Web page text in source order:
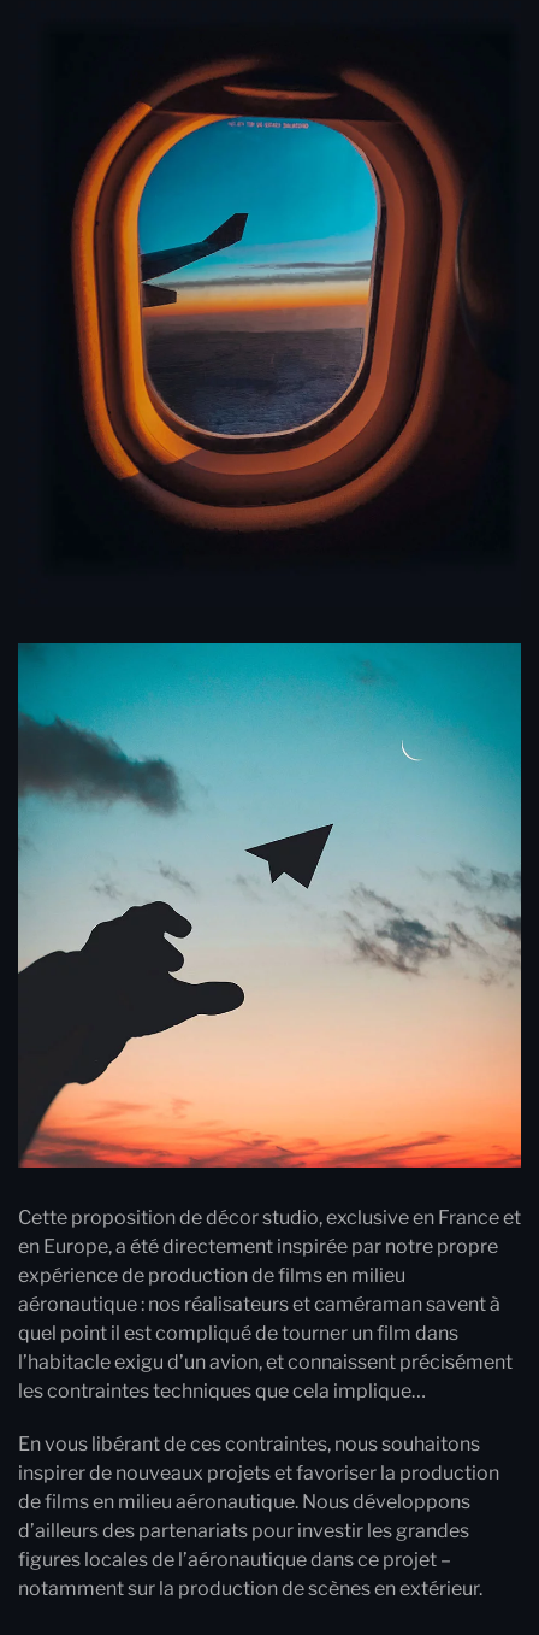
Cette proposition de décor studio, exclusive en France et
en Europe, a été directement inspirée par notre propre
expérience de production de films en milieu
aéronautique : nos réalisateurs et caméraman savent à
quel point il est compliqué de tourner un film dans
l’habitacle exigu d’un avion, et connaissent précisément
les contraintes techniques que cela implique…
En vous libérant de ces contraintes, nous souhaitons
inspirer de nouveaux projets et favoriser la production
de films en milieu aéronautique. Nous développons
d’ailleurs des partenariats pour investir les grandes
figures locales de l’aéronautique dans ce projet –
notamment sur la production de scènes en extérieur.